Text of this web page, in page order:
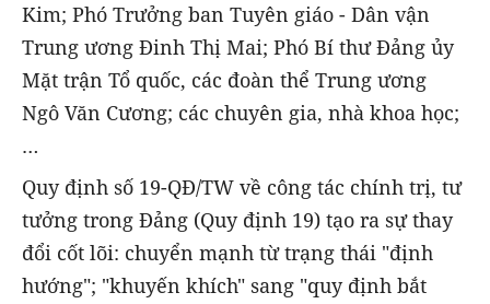
Kim; Phó Trưởng ban Tuyên giáo - Dân vận
Trung ương Đinh Thị Mai; Phó Bí thư Đảng ủy
Mặt trận Tổ quốc, các đoàn thể Trung ương
Ngô Văn Cương; các chuyên gia, nhà khoa học;
…
Quy định số 19-QĐ/TW về công tác chính trị, tư
tưởng trong Đảng (Quy định 19) tạo ra sự thay
đổi cốt lõi: chuyển mạnh từ trạng thái "định
hướng"; "khuyến khích" sang "quy định bắt